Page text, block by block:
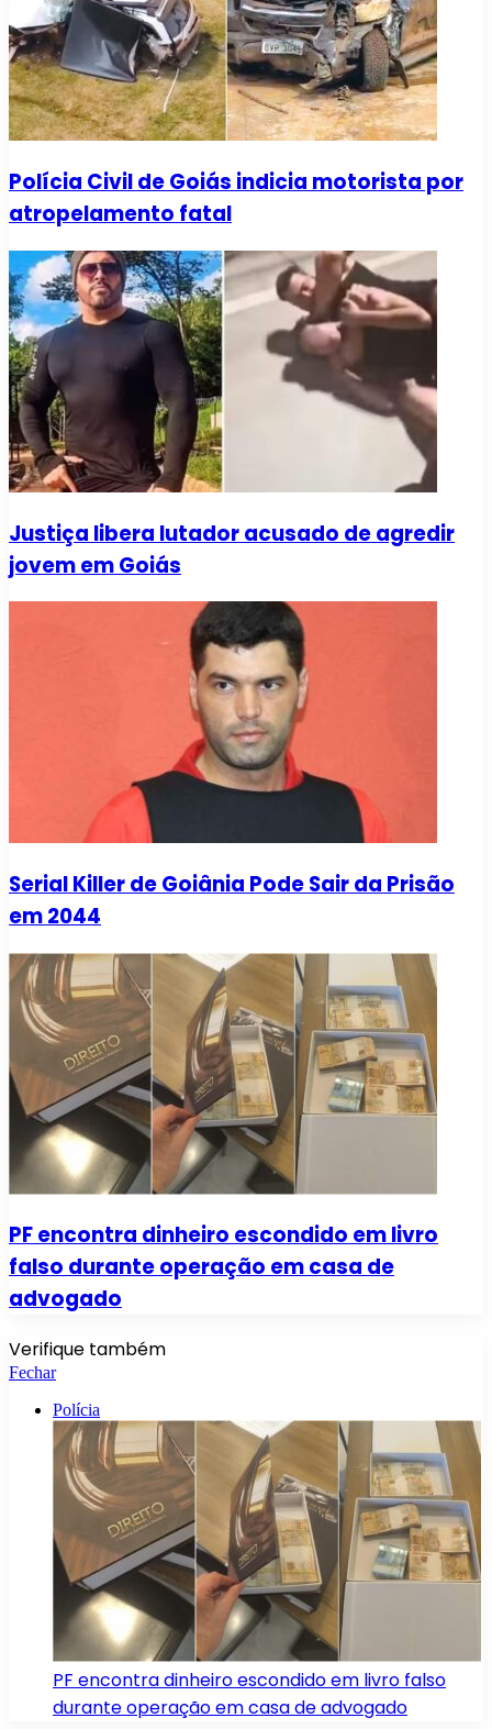
Polícia Civil de Goiás indicia motorista por
atropelamento fatal
Justiça libera lutador acusado de agredir
jovem em Goiás
Serial Killer de Goiânia Pode Sair da Prisão
em 2044
PF encontra dinheiro escondido em livro
falso durante operação em casa de
advogado
Verifique também
Fechar
Polícia
PF encontra dinheiro escondido em livro falso
durante operação em casa de advogado